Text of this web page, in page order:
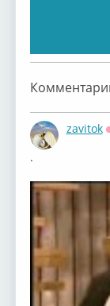
zavitok
.